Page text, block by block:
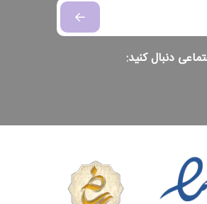
دنبال کنید: